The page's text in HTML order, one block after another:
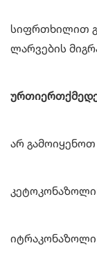
სიფრთხილით
ლარვების
არ